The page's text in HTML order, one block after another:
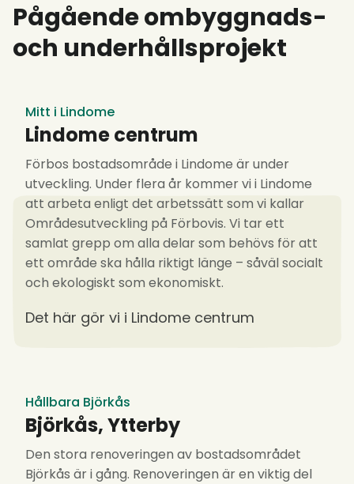
Pågående ombyggnads-
och underhållsprojekt
Lindome centrum
Mitt i Lindome
Förbos bostadsområde i Lindome är under
utveckling. Under flera år kommer vi i Lindome
att arbeta enligt det arbetssätt som vi kallar
Områdesutveckling på Förbovis. Vi tar ett
samlat grepp om alla delar som behövs för att
ett område ska hålla riktigt länge – såväl socialt
och ekologiskt som ekonomiskt.
Det här gör vi i Lindome centrum
Björkås, Ytterby
Hållbara Björkås
Den stora renoveringen av bostadsområdet
Björkås är i gång. Renoveringen är en viktig del